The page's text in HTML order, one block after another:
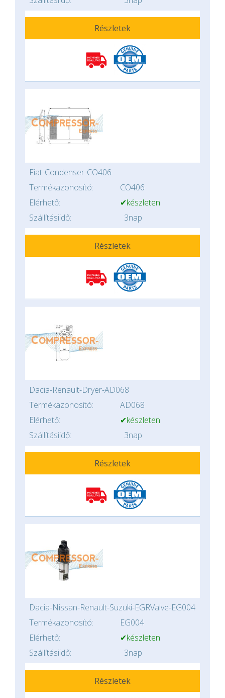
Részletek
Fiat-Condenser-CO406
Termékazonosító:
CO406
Elérhető:
✔készleten
Szállításiidő:
3nap
Részletek
Dacia-Renault-Dryer-AD068
Termékazonosító:
AD068
Elérhető:
✔készleten
Szállításiidő:
3nap
Részletek
Dacia-Nissan-Renault-Suzuki-EGRValve-EG004
Termékazonosító:
EG004
Elérhető:
✔készleten
Szállításiidő:
3nap
Részletek